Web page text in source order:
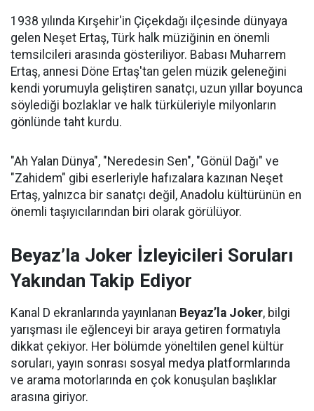
1938 yılında Kırşehir'in Çiçekdağı ilçesinde dünyaya
gelen Neşet Ertaş, Türk halk müziğinin en önemli
temsilcileri arasında gösteriliyor. Babası Muharrem
Ertaş, annesi Döne Ertaş'tan gelen müzik geleneğini
kendi yorumuyla geliştiren sanatçı, uzun yıllar boyunca
söylediği bozlaklar ve halk türküleriyle milyonların
gönlünde taht kurdu.
"Ah Yalan Dünya", "Neredesin Sen", "Gönül Dağı" ve
"Zahidem" gibi eserleriyle hafızalara kazınan Neşet
Ertaş, yalnızca bir sanatçı değil, Anadolu kültürünün en
önemli taşıyıcılarından biri olarak görülüyor.
Beyaz’la Joker İzleyicileri Soruları
Yakından Takip Ediyor
Kanal D ekranlarında yayınlanan Beyaz’la Joker, bilgi
yarışması ile eğlenceyi bir araya getiren formatıyla
dikkat çekiyor. Her bölümde yöneltilen genel kültür
soruları, yayın sonrası sosyal medya platformlarında
ve arama motorlarında en çok konuşulan başlıklar
arasına giriyor.